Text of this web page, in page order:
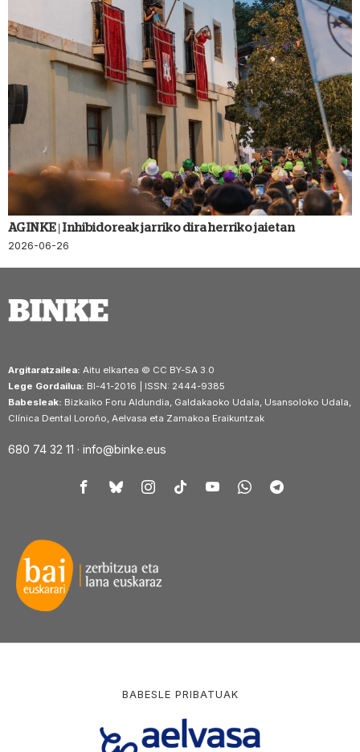
AGINKE | Inhibidoreak jarriko dira herriko jaietan
2026-06-26
Argitaratzailea: Aitu elkartea © CC BY-SA 3.0
Lege Gordailua: BI-41-2016 | ISSN: 2444-9385
Babesleak: Bizkaiko Foru Aldundia, Galdakaoko Udala, Usansoloko Udala,
Clínica Dental Loroño, Aelvasa eta Zamakoa Eraikuntzak
680 74 32 11 · info@binke.eus
BABESLE PRIBATUAK